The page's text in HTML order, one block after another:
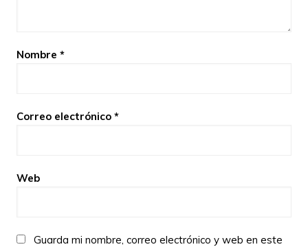
Nombre *
Correo electrónico *
Web
Guarda mi nombre, correo electrónico y web en este